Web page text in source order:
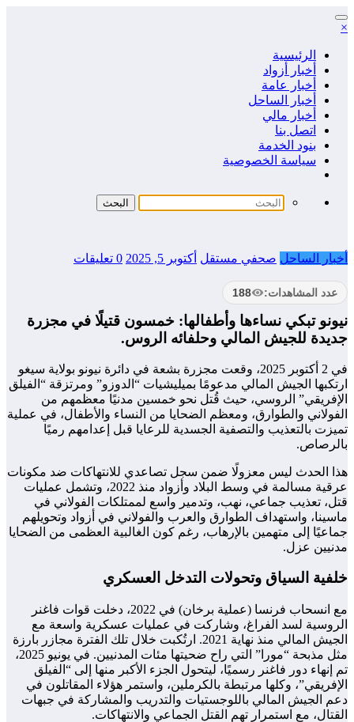
التجاوز
إلى
×
الرئيسية
أخبار أزواد
أخبار عامة
أخبار الساحل
أخبار مالي
اتصل بنا
بنود الخدمة
سياسة الخصوصية
أخبار الساحل صحفي مستقل أكتوبر 5, 2025 0 تعليقات
عدد المشاهدات: 188
نيونو تبكي نساءها وأطفالها: خمسون قتيلًا في مجزرة
جديدة للجيش المالي وحلفائه الروس.
في 2 أكتوبر 2025، وقعت مجزرة بشعة في دائرة نيونو بولاية سيغو
ارتكبها الجيش المالي مدعومًا بميليشيات “الدوزو” ومرتزقة “الفيلق
الإفريقي” الروسي، حيث قُتل نحو خمسين مدنيًا معظمهم من
الفولاني والطوارق، ومعظم الضحايا من النساء والأطفال، في عملية
تميزت بالتعذيب والتصفية الجسدية للرعايا قبل إعدامهم رميًا
بالرصاص.
هذا الحدث ليس معزولًا ضمن سجل تصاعدي للانتهاكات ضد مكونات
عرقية مسالمة في وسط البلاد وأزواد منذ 2022، وتشمل عمليات
قتل، تعذيب جماعي، نهب، وتدمير واسع لممتلكات الفولاني في
ماسينا، واستهداف الطوارق والعرب والفولاني في أزواد وتحويلهم
جماعيًا إلى متهمين بالإرهاب، رغم كون الغالبية العظمى من الضحايا
مدنيين عزل.
خلفية السياق وتحولات التدخل العسكري
مع انسحاب فرنسا (عملية برخان) في 2022، دخلت قوات فاغنر
الروسية لسد الفراغ، وشاركت في عمليات عسكرية واسعة مع
الجيش المالي منذ نهاية 2021. ارتُكبت خلال تلك الفترة مجازر بارزة
مثل مذبحة “مورا” التي راح ضحيتها مئات المدنيين. في يونيو 2025،
تم إنهاء دور فاغنر رسميًا، ليتحول الجزء الأكبر منها إلى “الفيلق
الإفريقي”، وكلها مرتبطة بالكرملين، واستمر هؤلاء المقاتلون في
دعم الجيش المالي باللوجستيات والتدريب والمشاركة في جبهات
القتال، مع استمرار تهم القتل الجماعي والانتهاكات.